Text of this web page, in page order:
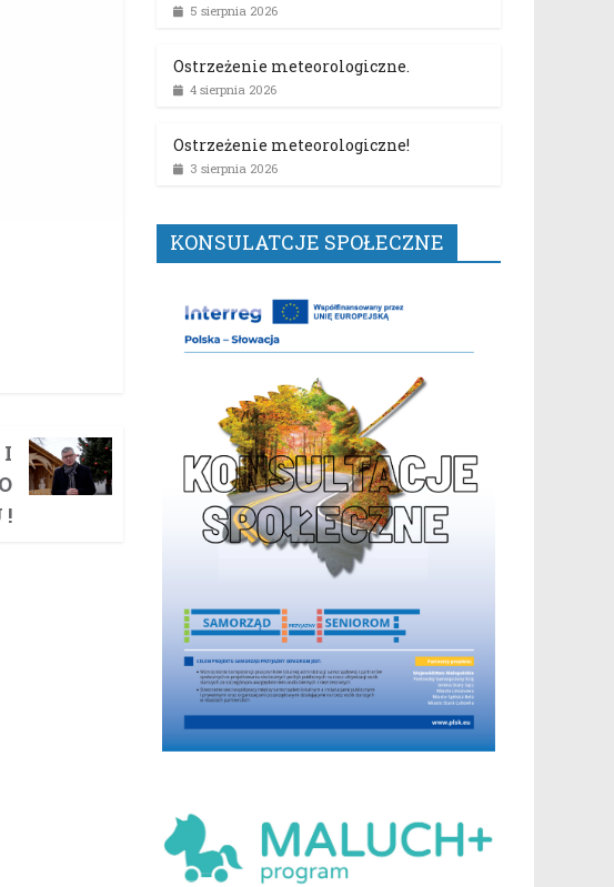
I
!
5 sierpnia 2026
Ostrzeżenie meteorologiczne.
4 sierpnia 2026
Ostrzeżenie meteorologiczne!
3 sierpnia 2026
KONSULATCJE SPOŁECZNE